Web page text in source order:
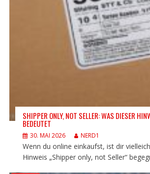
SHIPPER ONLY, NOT SELLER: WAS DIESER
BEDEUTET
30. MAI 2026 NERD1
Wenn du online einkaufst, ist dir
Hinweis „Shipper only, not Seller“